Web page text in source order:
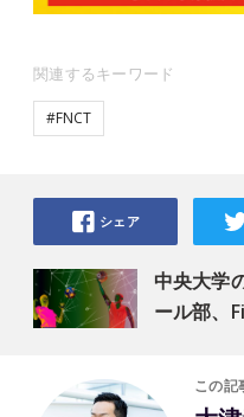
関連するキーワード
#FNCT
中央大学
ール部、
シェア
この記